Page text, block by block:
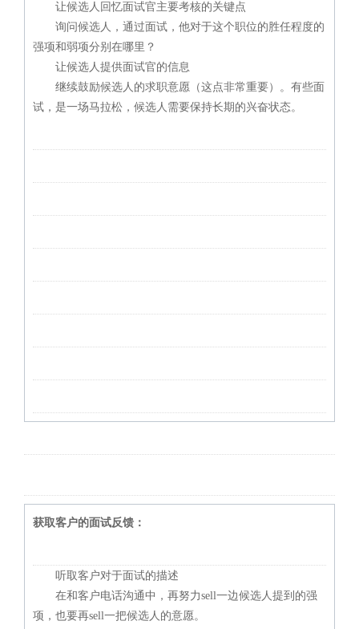
让候选人回忆面试官主要考核的关键点
询问候选人，通过面试，他对于这个职位的胜任程度的
强项和弱项分别在哪里？
让候选人提供面试官的信息
继续鼓励候选人的求职意愿（这点非常重要）。有些面
试，是一场马拉松，候选人需要保持长期的兴奋状态。
获取客户的面试反馈：
听取客户对于面试的描述
在和客户电话沟通中，再努力sell一边候选人提到的强
项，也要再sell一把候选人的意愿。